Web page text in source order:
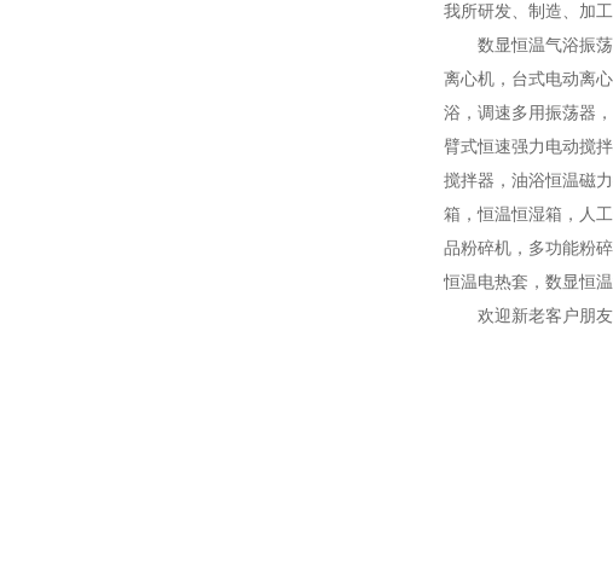
我所研发、制造、加工
数显恒温气浴振
离心机，台式电动离
浴，调速多用振荡器
臂式恒速强力电动搅
搅拌器，油浴恒温磁
箱，恒温恒湿箱，人
品粉碎机，多功能粉
恒温电热套，数显恒
欢迎新老客户朋